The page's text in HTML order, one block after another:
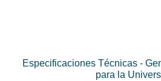
Especificaciones Técnicas -
para la